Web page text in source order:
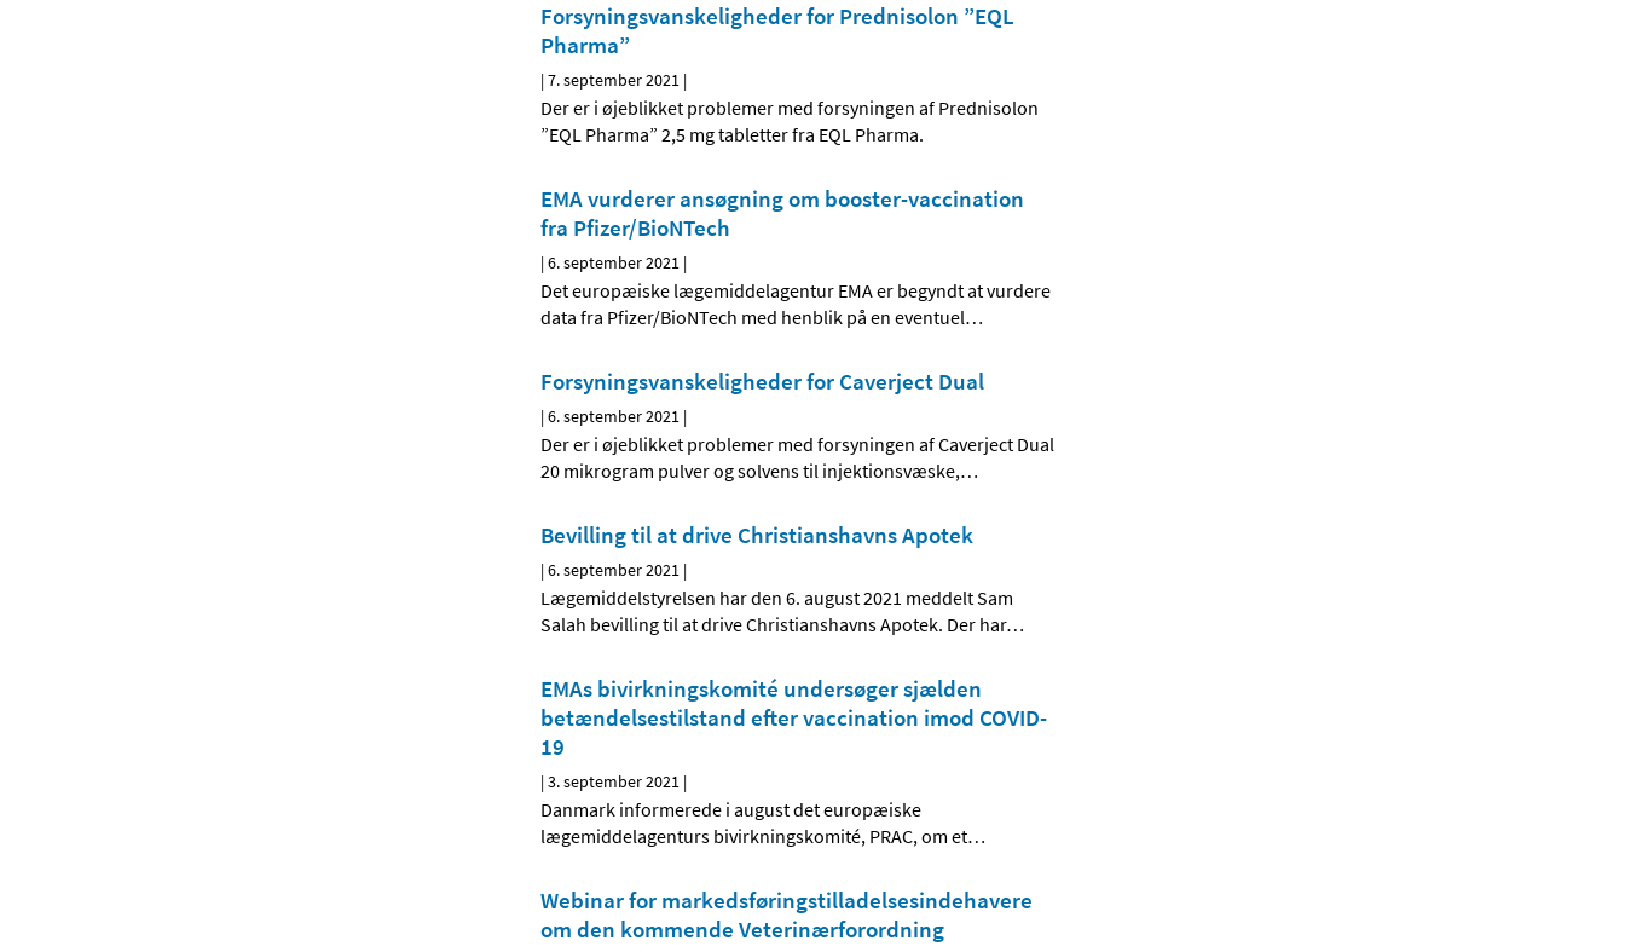
Forsyningsvanskeligheder for Prednisolon ”EQL
Pharma”
|7. september 2021 |
Der er i øjeblikket problemer med forsyningen af Prednisolon
”EQL Pharma” 2,5 mg tabletter fra EQL Pharma.
EMA vurderer ansøgning om booster-vaccination
fra Pfizer/BioNTech
|6. september 2021 |
Det europæiske lægemiddelagentur EMA er begyndt at vurdere
data fra Pfizer/BioNTech med henblik på en eventuel…
Forsyningsvanskeligheder for Caverject Dual
|6. september 2021 |
Der er i øjeblikket problemer med forsyningen af Caverject Dual
20 mikrogram pulver og solvens til injektionsvæske,…
Bevilling til at drive Christianshavns Apotek
|6. september 2021 |
Lægemiddelstyrelsen har den 6. august 2021 meddelt Sam
Salah bevilling til at drive Christianshavns Apotek. Der har…
EMAs bivirkningskomité undersøger sjælden
betændelsestilstand efter vaccination imod COVID-
19
|3. september 2021 |
Danmark informerede i august det europæiske
lægemiddelagenturs bivirkningskomité, PRAC, om et…
Webinar for markedsføringstilladelsesindehavere
om den kommende Veterinærforordning